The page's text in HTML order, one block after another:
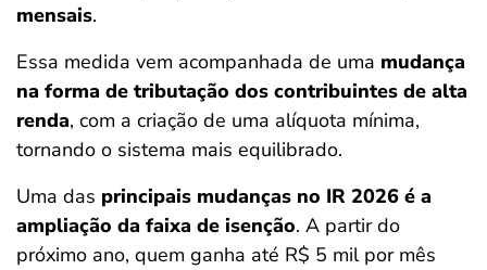
mensais.
Essa medida vem acompanhada de uma mudança
na forma de tributação dos contribuintes de alta
renda, com a criação de uma alíquota mínima,
tornando o sistema mais equilibrado.
Uma das principais mudanças no IR 2026 é a
ampliação da faixa de isenção. A partir do
próximo ano, quem ganha até R$ 5 mil por mês